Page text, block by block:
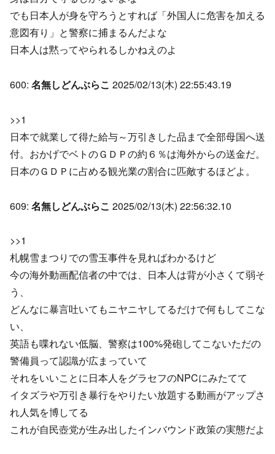
でも日本人が身を守ろうとすれば「外国人に危害を加える
意図有り」と警察に捕まるんだよな
日本人は黙ってやられるしかねえのよ
600: 名無しどんぶらこ 2025/02/13(木) 22:55:43.19
>>1
日本で就業して得た給与～万引きした品まで全部母国へ送
付。おかげでベトのＧＤＰの約６％は海外からの送金だ。
日本のＧＤＰに占める観光業の割合に匹敵するほどよ。
609: 名無しどんぶらこ 2025/02/13(木) 22:56:32.10
>>1
札幌雪まつりでの雪玉事件を見ればわかるけど
今の海外動画配信者の中では、日本人は背が小さくて弱そ
う、
どんなに暴言吐いてもニヤニヤしてるだけで何もしてこな
い、
英語も喋れない低脳、警察は100%発砲してこないただの
警備員って認識が広まっていて
それをいいことに日本人をグラセフのNPCにみたてて
イタズラや万引き暴行をやりたい放題する動画がアップさ
れ人気を博してる
これが自民壺党が生み出したインバウンド政策の実態だよ